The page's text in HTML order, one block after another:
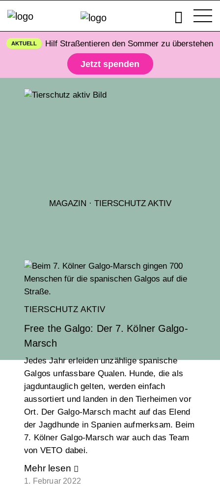
AKTUELL Hilf Straßentieren den Sommer zu überstehen
Jetzt spenden
MAGAZIN · TIERSCHUTZ AKTIV
TIERSCHUTZ AKTIV
Free the Galgo: Der 7. Kölner Galgo-
Marsch
Jedes Jahr erleiden unzählige spanische
Galgos unfassbare Qualen. Hunde, die als
jagduntauglich gelten, werden einfach
aussortiert und landen in den Tierheimen vor
Ort. Der Galgo-Marsch macht auf das Elend
der Jagdhunde in Spanien aufmerksam. Beim
7. Kölner Galgo-Marsch war auch das Team
von VETO dabei.
Mehr lesen
1. Februar 2022